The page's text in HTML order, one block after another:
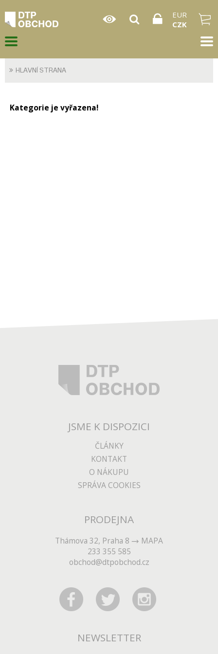
EUR
CZK
HLAVNÍ STRANA
Kategorie je vyřazena!
JSME K DISPOZICI
ČLÁNKY
KONTAKT
O NÁKUPU
SPRÁVA COOKIES
PRODEJNA
Thámova 32, Praha 8
MAPA
233 355 585
obchod@dtpobchod.cz
NEWSLETTER